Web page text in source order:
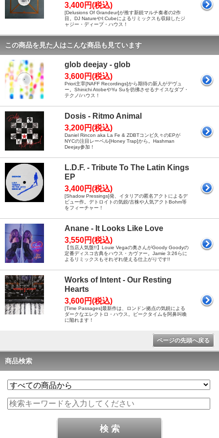
3,400円(税込)
[Delusions Of Grandeur]が推す新鋭マルチ奏者の2作
目。DJ NatureやI:Cubeによるリミックスも収録したジ
ャジー・ディープ・ハウス！
この商品を見た人はこんな商品も見ています
glob deejay - glob
3,600円(税込)
Priori主宰[NAFF Recordings]から期待の新人がデヴュ
ー。Shinichi AtobeやYu Suを彷彿させるナイスなダブ・
テクノ/ハウス！
Dosis - Ritmo Animal
3,200円(税込)
Daniel Rincon aka La Fe & ZDBTコンビ久々のEPが
NYCの注目レーベル[Honey Trap]から。Hashman
Deejay参加！
L.D.F. - Tribute To The Latin Kings
EP
3,400円(税込)
[Shadow Pressings]発、イタリアの匿名アクトによるデ
ビュー作。デトロイトの気鋭/古株や人気アクトBohm等
をフィーチャー！
Anane - It Looks Like Love
3,550円(税込)
【当店人気盤!!】Louie Vegaの奥さんがGoody Goodyの
定番ディスコ古典をハウス・カヴァー。Jamie 3:26らに
よるリミックスもそれぞれ使える仕上がりです!!
Works of Intent - Our Resting
Hearts
3,600円(税込)
[Time Passages]最新作は、ロンドン拠点の気鋭による
ダークなエレクトロ・ハウス。ピークタイムを阿鼻叫喚
に陥れます！
ページの先頭へ戻る
商品検索